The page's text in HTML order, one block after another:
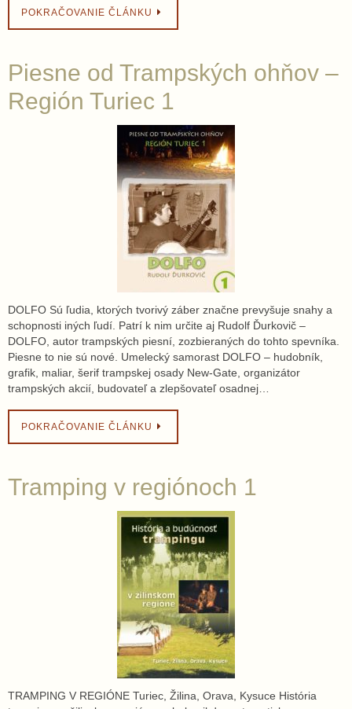
POKRAČOVANIE ČLÁNKU
Piesne od Trampských ohňov –
Región Turiec 1
DOLFO Sú ľudia, ktorých tvorivý záber značne prevyšuje snahy a
schopnosti iných ľudí. Patrí k nim určite aj Rudolf Ďurkovič –
DOLFO, autor trampských piesní, zozbieraných do tohto spevníka.
Piesne to nie sú nové. Umelecký samorast DOLFO – hudobník,
grafik, maliar, šerif trampskej osady New-Gate, organizátor
trampských akcií, budovateľ a zlepšovateľ osadnej…
POKRAČOVANIE ČLÁNKU
Tramping v regiónoch 1
TRAMPING V REGIÓNE Turiec, Žilina, Orava, Kysuce História